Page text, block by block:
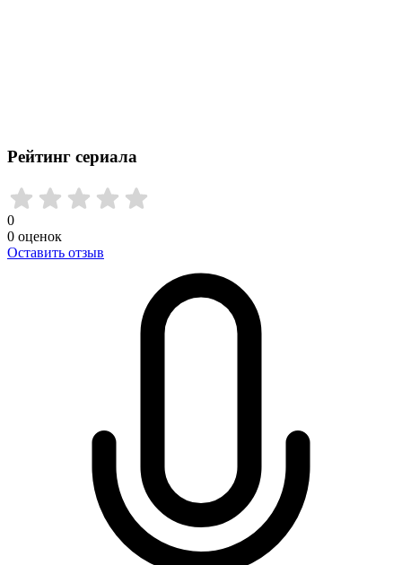
Рейтинг сериала
0
0 оценок
Оставить отзыв